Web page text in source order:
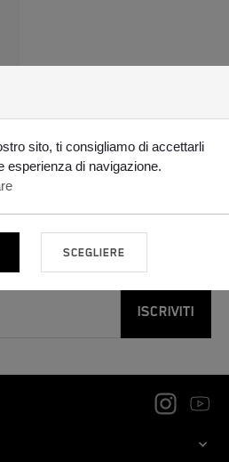
e ricevi 10% di sconto
ISCRIVITI
sito, ti consigliamo di accettarli
esperienza di navigazione.
SCEGLIERE